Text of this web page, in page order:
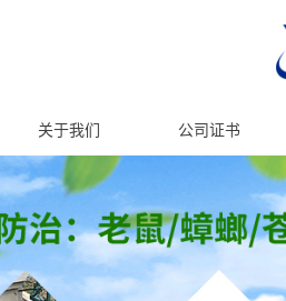
关于我们 公司证书